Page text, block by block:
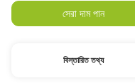
সেরা দাম পান
বিস্তারিত তথ্য